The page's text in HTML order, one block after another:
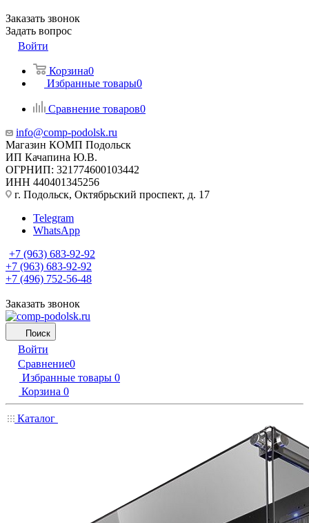
Заказать звонок
Задать вопрос
Войти
Корзина0
Избранные товары0
Сравнение товаров0
info@comp-podolsk.ru
Магазин КОМП Подольск
ИП Качапина Ю.В.
ОГРНИП: 321774600103442
ИНН 440401345256
г. Подольск, Октябрьский проспект, д. 17
Telegram
WhatsApp
+7 (963) 683-92-92
+7 (963) 683-92-92
+7 (496) 752-56-48
Заказать звонок
Поиск
Войти
Сравнение0
Избранные товары 0
Корзина 0
Каталог